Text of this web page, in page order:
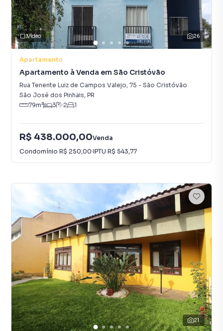
26
Vídeo
Apartamento
Apartamento à Venda em São Cristóvão
Rua Tenente Luiz de Campos Valejo, 75 - São Cristóvão
São José dos Pinhais, PR
79m² 3 2 1
R$ 438.000,00Venda
Condomínio R$ 250,00·IPTU R$ 543,77
21